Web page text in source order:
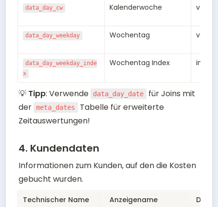
data_day_cw Kalenderwoche
data_day_weekday Wochentag
data_day_weekday_inde
x
Wochentag Index int4
💡 Tipp: Verwende data_day_date
für Joins mit
der meta_dates
Tabelle für erweiterte
Zeitauswertungen!
4. Kundendaten
Informationen zum Kunden, auf den die Kosten
gebucht wurden.
Technischer Name Anzeigename